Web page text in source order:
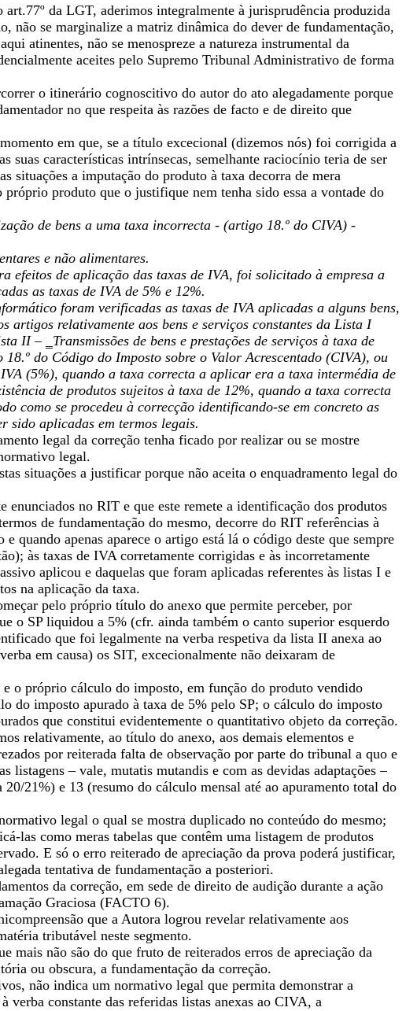
da LGT, aderimos integralmente à jurisprudência produzida
não se marginalize a matriz dinâmica do dever de fundamentação,
atinentes, não se menospreze a natureza instrumental da
aceites pelo Supremo Tribunal Administrativo de forma
o itinerário cognoscitivo do autor do ato alegadamente porque
no que respeita às razões de facto e de direito que
em que, se a título excecional (dizemos nós) foi corrigida a
suas características intrínsecas, semelhante raciocínio teria de ser
situações a imputação do produto à taxa decorra de mera
produto que o justifique nem tenha sido essa a vontade do
de bens a uma taxa incorrecta - (artigo 18.º do CIVA) -
e não alimentares.
efeitos de aplicação das taxas de IVA, foi solicitado à empresa a
as taxas de IVA de 5% e 12%.
foram verificadas as taxas de IVA aplicadas a alguns bens,
artigos relativamente aos bens e serviços constantes da Lista I
II – ‗Transmissões de bens e prestações de serviços à taxa de
do Código do Imposto sobre o Valor Acrescentado (CIVA), ou
(5%), quando a taxa correcta a aplicar era a taxa intermédia de
de produtos sujeitos à taxa de 12%, quando a taxa correcta
como se procedeu à correcção identificando-se em concreto as
sido aplicadas em termos legais.
legal da correção tenha ficado por realizar ou se mostre
legal.
situações a justificar porque não aceita o enquadramento legal do
no RIT e que este remete a identificação dos produtos
de fundamentação do mesmo, decorre do RIT referências à
quando apenas aparece o artigo está lá o código deste que sempre
às taxas de IVA corretamente corrigidas e às incorretamente
aplicou e daquelas que foram aplicadas referentes às listas I e
na aplicação da taxa.
pelo próprio título do anexo que permite perceber, por
o SP liquidou a 5% (cfr. ainda também o canto superior esquerdo
que foi legalmente na verba respetiva da lista II anexa ao
em causa) os SIT, excecionalmente não deixaram de
o próprio cálculo do imposto, em função do produto vendido
do imposto apurado à taxa de 5% pelo SP; o cálculo do imposto
que constitui evidentemente o quantitativo objeto da correção.
relativamente, ao título do anexo, aos demais elementos e
por reiterada falta de observação por parte do tribunal a quo e
listagens – vale, mutatis mutandis e com as devidas adaptações –
21%) e 13 (resumo do cálculo mensal até ao apuramento total do
legal o qual se mostra duplicado no conteúdo do mesmo;
las como meras tabelas que contêm uma listagem de produtos
E só o erro reiterado de apreciação da prova poderá justificar,
tentativa de fundamentação a posteriori.
da correção, em sede de direito de audição durante a ação
Graciosa (FACTO 6).
que a Autora logrou revelar relativamente aos
tributável neste segmento.
não são do que fruto de reiterados erros de apreciação da
ou obscura, a fundamentação da correção.
não indica um normativo legal que permita demonstrar a
constante das referidas listas anexas ao CIVA, a